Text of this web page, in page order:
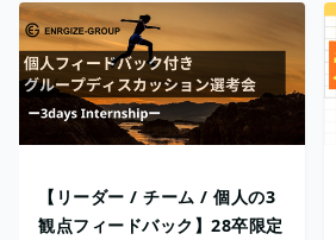
【リーダー / チーム / 個人の3
観点フィードバック】28卒限定